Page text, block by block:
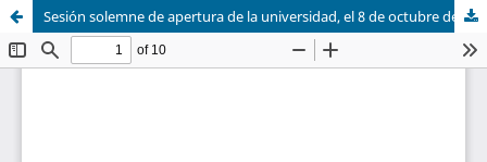
Sesión solemne de apertura de la universidad, el 8 de octubre de 1905